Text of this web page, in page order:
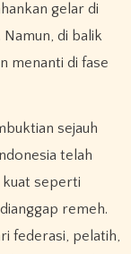
gelar di
di balik
menanti di fase
sejauh
telah
kuat seperti
remeh.
federasi, pelatih,